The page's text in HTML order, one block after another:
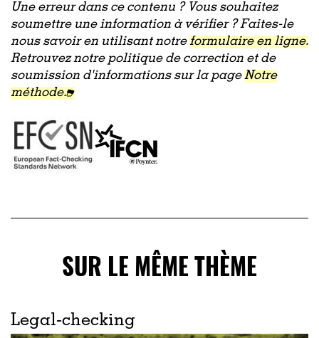
Une erreur dans ce contenu ? Vous souhaitez
soumettre une information à vérifier ? Faites-le
nous savoir en utilisant notreformulaire en ligne.
Retrouvez notre politique de correction et de
soumission d'informations sur la pageNotre
méthode.
SUR LE MÊME THÈME
Legal-checking